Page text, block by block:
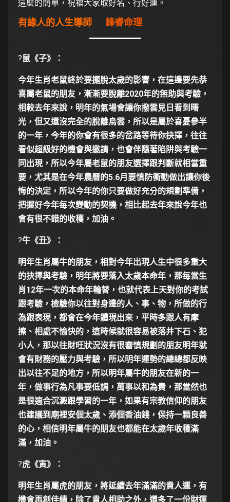
這麼的簡單，祝福大家取好名、行好運。
有緣人的人生導師 鋒睿命理
?鼠《子》：
今年生肖老鼠終於要擺脫太歲的影響，在這邊要先恭
喜屬老鼠的朋友，漸漸要脫離2020年的無助與考驗，
相較去年來說，明年的氣場會讓你撥雲見日看到曙
光，但又還沒完全的脫離烏雲，所以是屬於喜憂參半
的一年，今年的你會有很多的岔路等待你抉擇，往往
看似超級好的機會與邀請，也會伴隨著陷阱與考驗一
同出現，所以今年屬老鼠的朋友選擇跟判斷就相當重
要，尤其是在今年農曆的5.6月要慎防衝動做出讓你後
悔的決定，所以今年的你只要做好充分的規劃準備，
把握好今年每次變動的契機，相比起去年來說今年也
會有很不錯的收穫，加油。
?牛《丑》：
明年生肖屬牛的朋友，相對今年出現人生中很多重大
的抉擇與考驗，明年將要落入太歲本命年，那每當生
肖12年一次的本命年輪替，也就代表上天對你的考試
跟考驗，檢驗你以往對身邊的人、事、物，所做的行
為跟表現，都會在今年體現出來，平時多跟人有摩
擦、相處不愉快的，這時候就很容易被落井下石、犯
小人，那以往財旺狀況沒有很審慎規劃的朋友明年就
會有財務的壓力與考驗，所以明年運勢的總總都反映
出以往不足的地方，所以明年屬牛的朋友在新的一
年，做事行為凡事要低調，萬事以和為貴，那當然也
是很適合沉澱跟學習的一年，如果有宗教信仰的朋友
也建議到廟裡安個太歲、添個香油錢，保持一顆良善
的心，相信明年屬牛的朋友也都能在太歲年收穫滿
滿，加油。
?虎《寅》：
明年生肖屬虎的朋友，將延續去年滿滿的貴人運，有
機會再創佳績，除了貴人相助之外，還多了一份財運